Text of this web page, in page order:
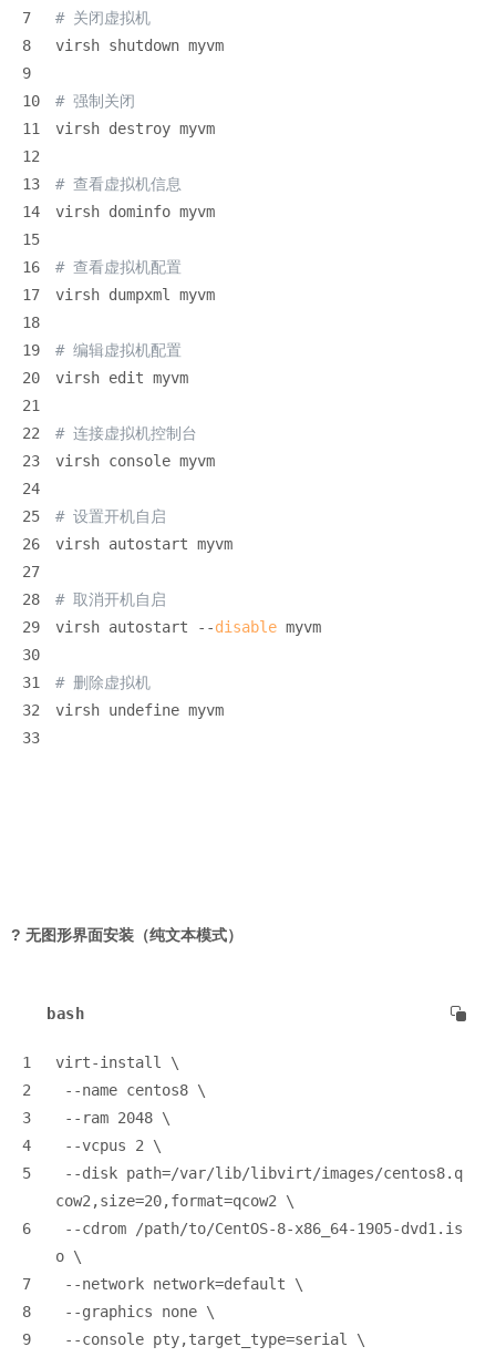
7
# 关闭虚拟机
8
virsh shutdown myvm
9
10
# 强制关闭
11
virsh destroy myvm
12
13
# 查看虚拟机信息
14
virsh dominfo myvm
15
16
# 查看虚拟机配置
17
virsh dumpxml myvm
18
19
# 编辑虚拟机配置
20
virsh edit myvm
21
22
# 连接虚拟机控制台
23
virsh console myvm
24
25
# 设置开机自启
26
virsh autostart myvm
27
28
# 取消开机自启
29
virsh autostart --disable myvm
30
31
# 删除虚拟机
32
virsh undefine myvm
33
? 无图形界面安装（纯文本模式）
bash
1
virt-install \
2
--name centos8 \
3
--ram 2048 \
4
--vcpus 2 \
5
cow2,size=20,format=qcow2 \
6
o \
7
--network network=default \
8
--graphics none \
9
--console pty,target_type=serial \